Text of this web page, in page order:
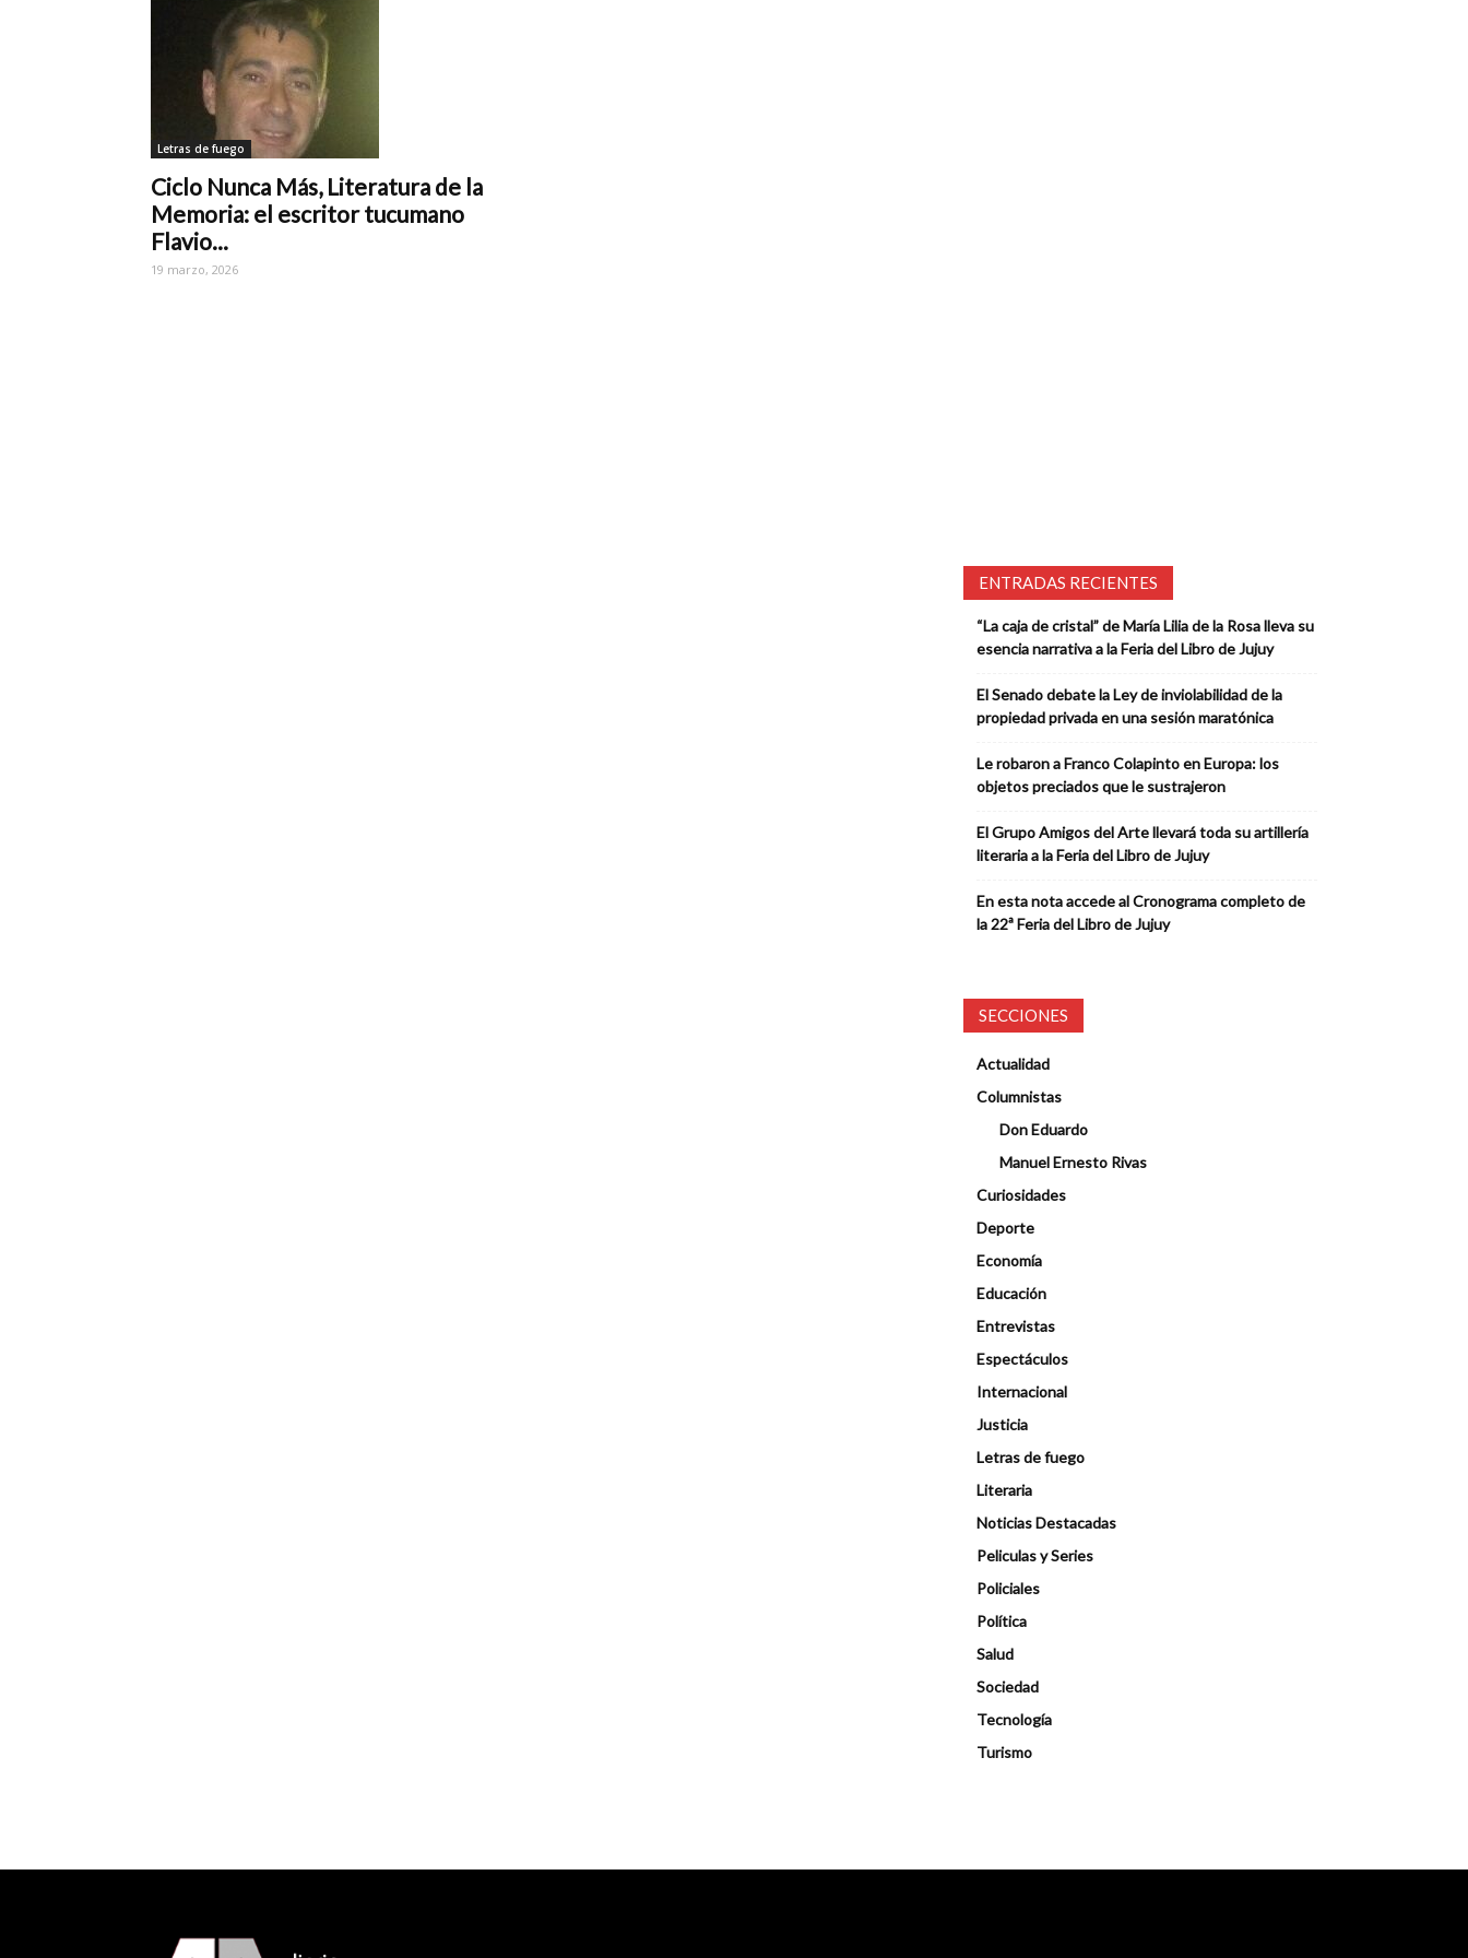
Letras de fuego
Ciclo Nunca Más, Literatura de la
Memoria: el escritor tucumano
Flavio...
19 marzo, 2026
ENTRADAS RECIENTES
“La caja de cristal” de María Lilia de la Rosa lleva su
esencia narrativa a la Feria del Libro de Jujuy
El Senado debate la Ley de inviolabilidad de la
propiedad privada en una sesión maratónica
Le robaron a Franco Colapinto en Europa: los
objetos preciados que le sustrajeron
El Grupo Amigos del Arte llevará toda su artillería
literaria a la Feria del Libro de Jujuy
En esta nota accede al Cronograma completo de
la 22ª Feria del Libro de Jujuy
SECCIONES
Actualidad
Columnistas
Don Eduardo
Manuel Ernesto Rivas
Curiosidades
Deporte
Economía
Educación
Entrevistas
Espectáculos
Internacional
Justicia
Letras de fuego
Literaria
Noticias Destacadas
Peliculas y Series
Policiales
Política
Salud
Sociedad
Tecnología
Turismo